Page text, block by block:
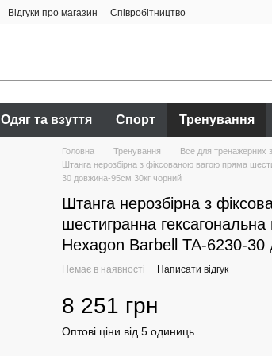
Відгуки про магазин Співробітництво
Одяг та взуття Спорт Тренування
Головна Тренування Все для тренажерних
Штанга нерозбірна з фіксованою вагою пряма
30 довжина-95см 30кг чорний
Штанга нерозбірна з
шестигранна
Hexagon Barbell TA-6230-
Немає в наявності Написати відгук
8 251 грн
Оптові ціни від 5 одиниць